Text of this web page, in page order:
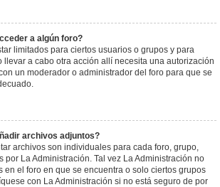
a algún foro?
limitados para ciertos usuarios o grupos y para
llevar a cabo otra acción allí necesita una autorización
un moderador o administrador del foro para que se
archivos adjuntos?
archivos son individuales para cada foro, grupo,
por La Administración. Tal vez La Administración no
en el foro en que se encuentra o solo ciertos grupos
con La Administración si no está seguro de por